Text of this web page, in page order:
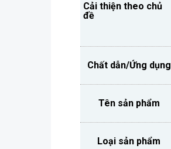
Cải thiện theo chủ
đề
Chất dẫn/Ứng dụng
Tên sản phẩm
Loại sản phẩm